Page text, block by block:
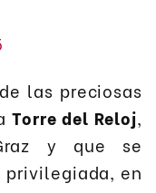
las preciosas
Torre del Reloj,
y que se
privilegiada, en